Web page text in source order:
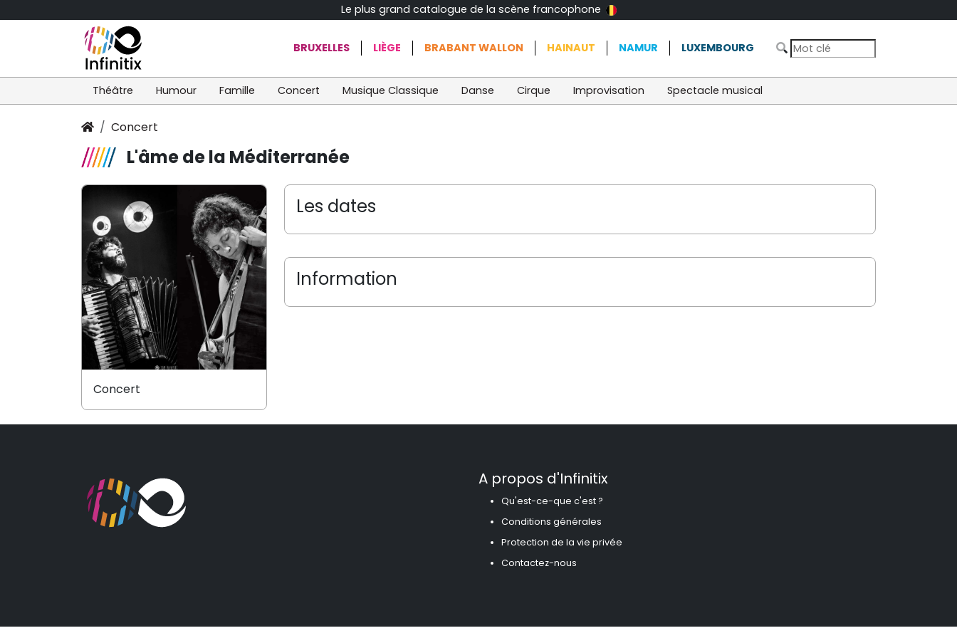
Le plus grand catalogue de la scène francophone
BRUXELLES LIÈGE BRABANT WALLON HAINAUT NAMUR LUXEMBOURG
Théâtre Humour Famille Concert Musique Classique Danse Cirque Improvisation Spectacle musical
Concert
L'âme de la Méditerranée
Les dates
Information
Concert
A propos d'Infinitix
Qu'est-ce-que c'est ?
Conditions générales
Protection de la vie privée
Contactez-nous